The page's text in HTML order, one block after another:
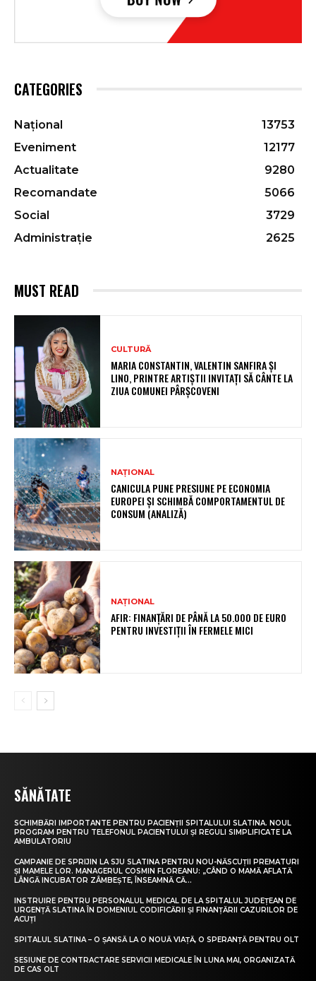
CATEGORIES
Național
13753
Eveniment
12177
Actualitate
9280
Recomandate
5066
Social
3729
Administrație
2625
MUST READ
CULTURĂ
MARIA CONSTANTIN, VALENTIN SANFIRA ȘI
LINO, PRINTRE ARTIȘTII INVITAȚI SĂ CÂNTE LA
ZIUA COMUNEI PÂRȘCOVENI
NAȚIONAL
CANICULA PUNE PRESIUNE PE ECONOMIA
EUROPEI ȘI SCHIMBĂ COMPORTAMENTUL DE
CONSUM (ANALIZĂ)
NAȚIONAL
AFIR: FINANȚĂRI DE PÂNĂ LA 50.000 DE EURO
PENTRU INVESTIȚII ÎN FERMELE MICI
SĂNĂTATE
SCHIMBĂRI IMPORTANTE PENTRU PACIENȚII SPITALULUI SLATINA. NOUL
PROGRAM PENTRU TELEFONUL PACIENTULUI ȘI REGULI SIMPLIFICATE LA
AMBULATORIU
CAMPANIE DE SPRIJIN LA SJU SLATINA PENTRU NOU-NĂSCUȚII PREMATURI
ȘI MAMELE LOR. MANAGERUL COSMIN FLOREANU: „CÂND O MAMĂ AFLATĂ
LÂNGĂ INCUBATOR ZÂMBEȘTE, ÎNSEAMNĂ CĂ...
INSTRUIRE PENTRU PERSONALUL MEDICAL DE LA SPITALUL JUDEȚEAN DE
URGENȚĂ SLATINA ÎN DOMENIUL CODIFICĂRII ȘI FINANȚĂRII CAZURILOR DE
ACUȚI
SPITALUL SLATINA – O ȘANSĂ LA O NOUĂ VIAȚĂ, O SPERANȚĂ PENTRU OLT
SESIUNE DE CONTRACTARE SERVICII MEDICALE ÎN LUNA MAI, ORGANIZATĂ
DE CAS OLT